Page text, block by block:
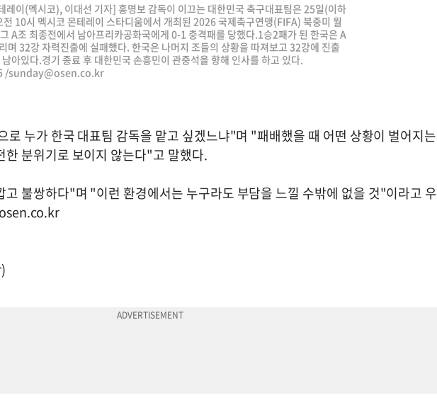
레이(멕시코), 이대선 기자] 홍명보 감독이 이끄는 대한민국 축구대표팀은 25일(이하
전 10시 멕시코 몬테레이 스타디움에서 개최된 2026 국제축구연맹(FIFA) 북중미 월
A조 최종전에서 남아프리카공화국에게 0-1 충격패를 당했다.1승2패가 된 한국은 A
며 32강 자력진출에 실패했다. 한국은 나머지 조들의 상황을 따져보고 32강에 진출
아있다.경기 종료 후 대한민국 손흥민이 관중석을 향해 인사를 하고 있다.
/sunday@osen.co.kr
로 누가 한국 대표팀 감독을 맡고 싶겠느냐"며 "패배했을 때 어떤 상황이 벌어지는
한 분위기로 보이지 않는다"고 말했다.
불쌍하다"며 "이런 환경에서는 누구라도 부담을 느낄 수밖에 없을 것"이라고 우
)